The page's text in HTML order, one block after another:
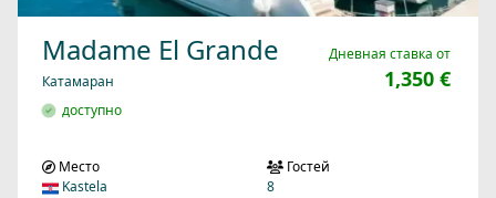
Madame El Grande
Катамаран
доступно
Дневная ставка от
1,350 €
Место
Kastela
Гостей
8